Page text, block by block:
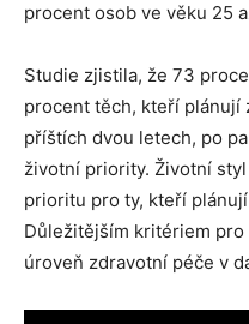
procent osob ve věku 25
Studie zjistila, že 73
procent těch, kteří plánují
příštích dvou letech, po
životní priority. Životní
prioritu pro ty, kteří
Důležitějším kritériem
úroveň zdravotní péče v